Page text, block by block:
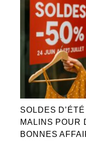
SOLDES
MALINS POUR
BONNES